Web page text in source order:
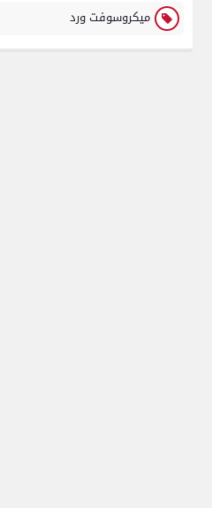
ميكروسوفت ورد